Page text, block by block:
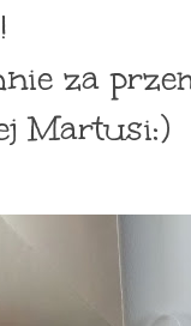
za
Martusi:)